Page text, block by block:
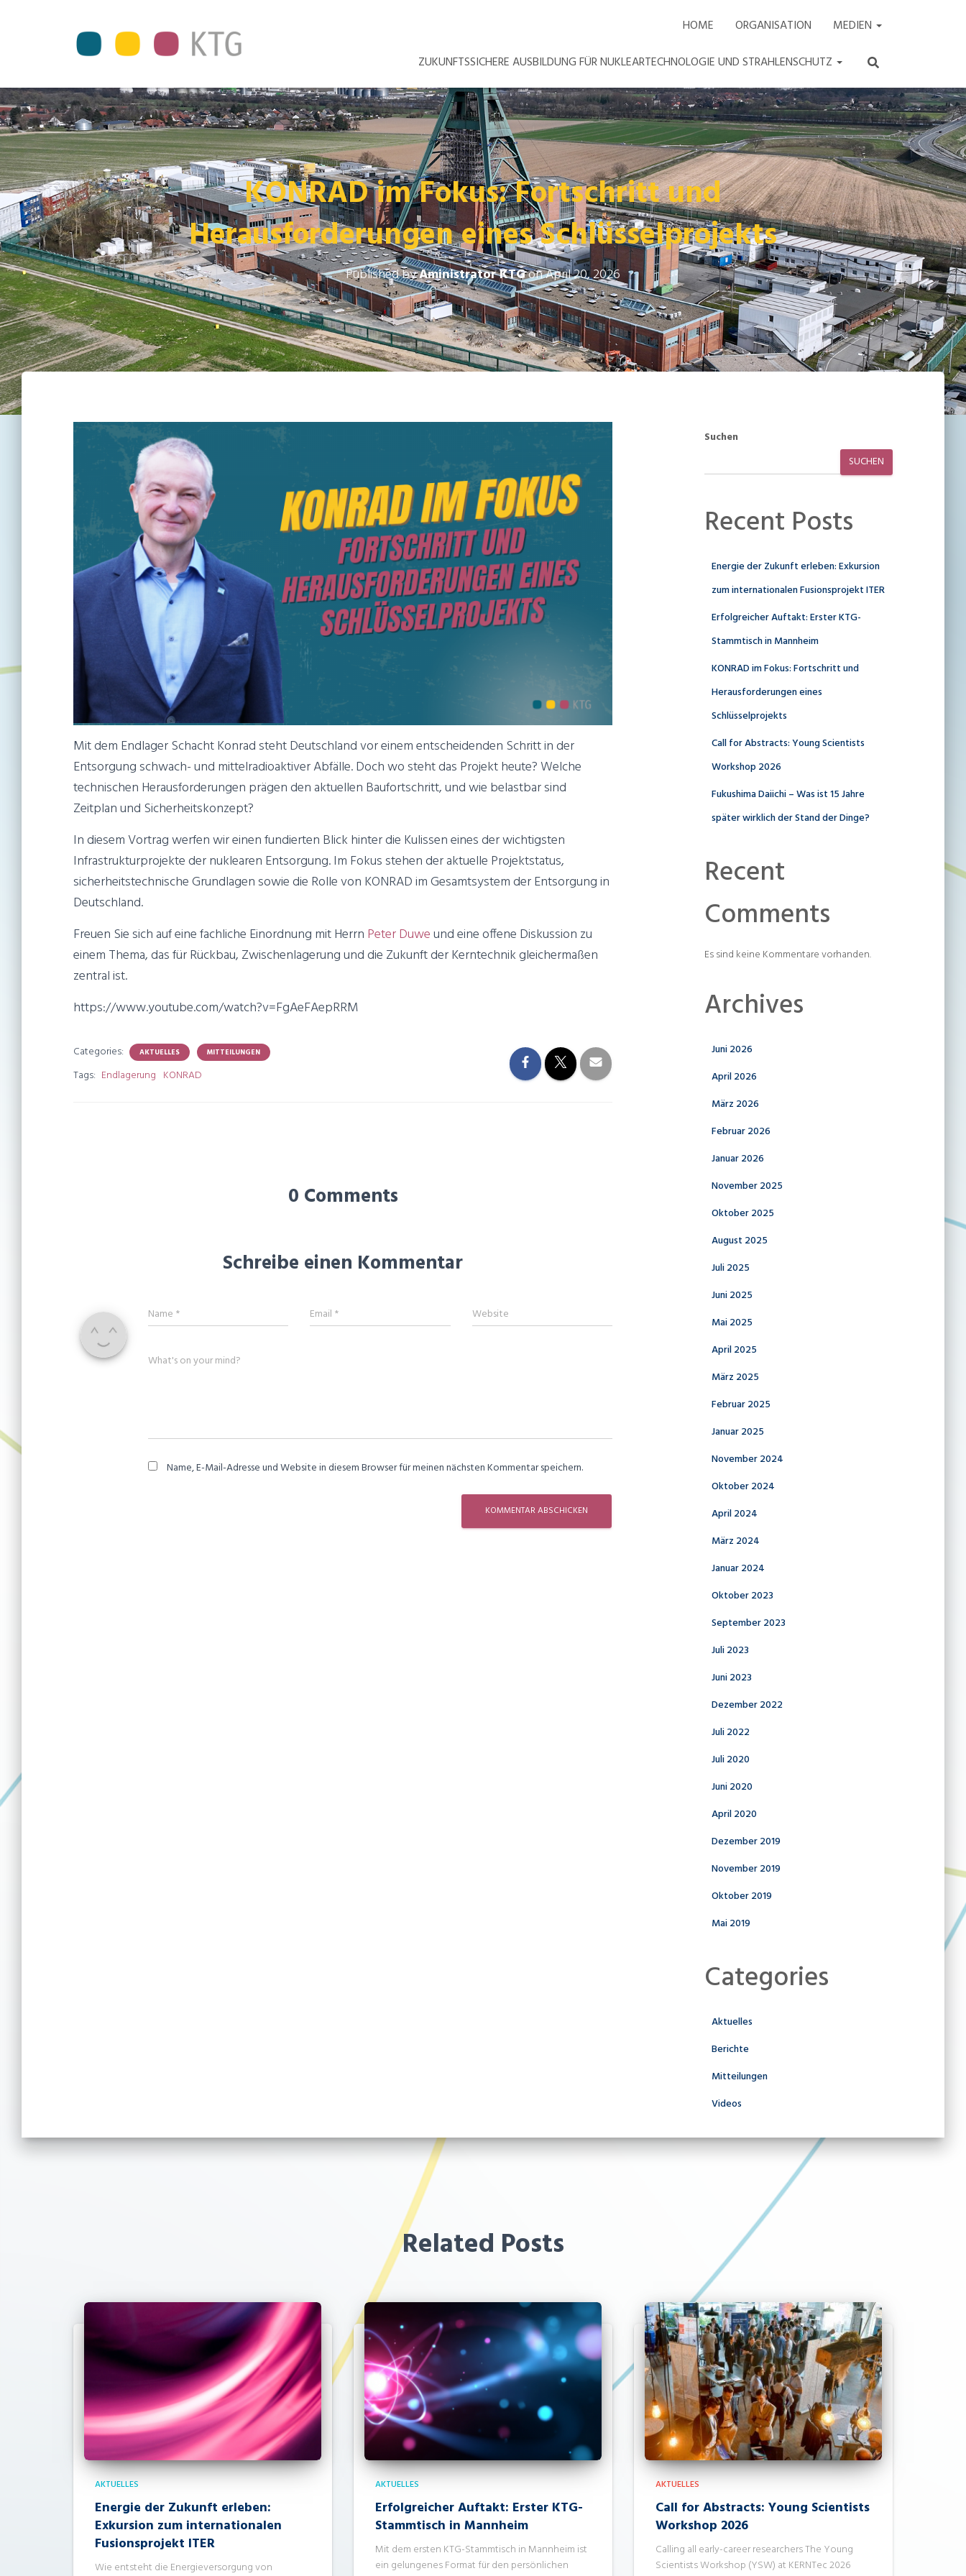
HOME ORGANISATION
MEDIEN
ZUKUNFTSSICHERE AUSBILDUNG FÜR NUKLEARTECHNOLOGIE UND STRAHLENSCHUTZ
KONRAD im Fokus: Fortschritt und
Herausforderungen eines Schlüsselprojekts
Published byAministrator KTGonApril 20, 2026
Mit dem Endlager Schacht Konrad steht Deutschland vor einem entscheidenden Schritt in der
Entsorgung schwach- und mittelradioaktiver Abfälle. Doch wo steht das Projekt heute? Welche
technischen Herausforderungen prägen den aktuellen Baufortschritt, und wie belastbar sind
Zeitplan und Sicherheitskonzept?
In diesem Vortrag werfen wir einen fundierten Blick hinter die Kulissen eines der wichtigsten
Infrastrukturprojekte der nuklearen Entsorgung. Im Fokus stehen der aktuelle Projektstatus,
sicherheitstechnische Grundlagen sowie die Rolle von KONRAD im Gesamtsystem der Entsorgung in
Deutschland.
Freuen Sie sich auf eine fachliche Einordnung mit Herrn Peter Duweund eine offene Diskussion zu
einem Thema, das für Rückbau, Zwischenlagerung und die Zukunft der Kerntechnik gleichermaßen
zentral ist.
https://www.youtube.com/watch?v=FgAeFAepRRM
Categories: AKTUELLES MITTEILUNGEN
Tags: Endlagerung KONRAD
0 Comments
Schreibe einen Kommentar
Name * Email * Website
What's on your mind?
Name, E-Mail-Adresse und Website in diesem Browser für meinen nächsten Kommentar speichern.
Suchen
SUCHEN
Recent Posts
Energie der Zukunft erleben: Exkursion
zum internationalen Fusionsprojekt ITER
Erfolgreicher Auftakt: Erster KTG-
Stammtisch in Mannheim
KONRAD im Fokus: Fortschritt und
Herausforderungen eines
Schlüsselprojekts
Call for Abstracts: Young Scientists
Workshop 2026
Fukushima Daiichi – Was ist 15 Jahre
später wirklich der Stand der Dinge?
Recent
Comments
Es sind keine Kommentare vorhanden.
Archives
Juni 2026
April 2026
März 2026
Februar 2026
Januar 2026
November 2025
Oktober 2025
August 2025
Juli 2025
Juni 2025
Mai 2025
April 2025
März 2025
Februar 2025
Januar 2025
November 2024
Oktober 2024
April 2024
März 2024
Januar 2024
Oktober 2023
September 2023
Juli 2023
Juni 2023
Dezember 2022
Juli 2022
Juli 2020
Juni 2020
April 2020
Dezember 2019
November 2019
Oktober 2019
Mai 2019
Categories
Aktuelles
Berichte
Mitteilungen
Videos
Related Posts
AKTUELLES
Energie der Zukunft erleben:
Exkursion zum internationalen
Fusionsprojekt ITER
Wie entsteht die Energieversorgung von
AKTUELLES
Erfolgreicher Auftakt: Erster KTG-
Stammtisch in Mannheim
Mit dem ersten KTG-Stammtisch in Mannheim ist
ein gelungenes Format für den persönlichen
AKTUELLES
Call for Abstracts: Young Scientists
Workshop 2026
Calling all early-career researchers The Young
Scientists Workshop (YSW) at KERNTec 2026